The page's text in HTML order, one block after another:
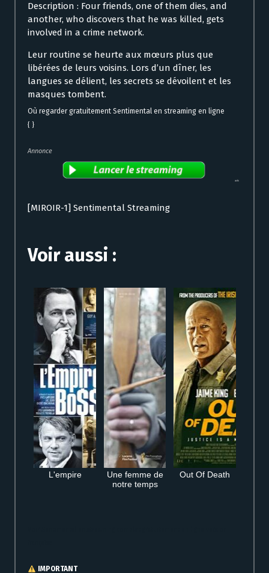
Description : Four friends, one of them dies, and
another, who discovers that he was killed, gets
involved in a crime network.
Leur routine se heurte aux mœurs plus que
libérées de leurs voisins. Lors d’un dîner, les
langues se délient, les secrets se dévoilent et les
masques tombent.
Où regarder gratuitement Sentimental en streaming en ligne
{ }
Annonce
[MIROIR-1] Sentimental Streaming
Voir aussi :
L'empire
Une femme de
notre temps
Out Of Death
IMPORTANT